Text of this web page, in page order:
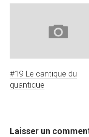
#19 Le cantique du
quantique
Laisser un